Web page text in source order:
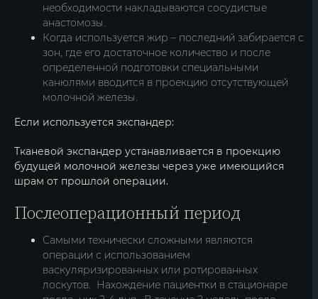
необходимости накладываются сосудистые
анастомозы.
Когда используется жир – последний забирается с
зон, где его достаточное количество и после
определенной подготовки специальными
канюлями вводится в проекцию отсутствующей
молочной железы.
Если используется экспандер:
Тканевой экспандер устанавливается в проекцию
будущей молочной железы через уже имеющийся
шрам от прошлой операции.
Послеоперационный период
Самыми технически сложными являются
операции с использованием
васкуляризированных или ротированных
лоскутов. Нахождение пациентки в стационаре